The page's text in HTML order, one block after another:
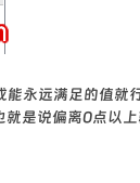
永远满足的值就
是说偏离0点以